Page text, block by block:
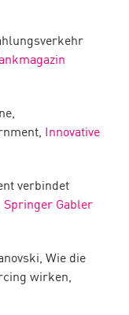
Innovative
verbindet
Springer Gabler
Wie die
wirken,